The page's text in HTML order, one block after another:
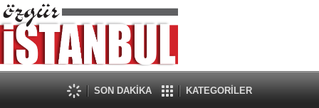
SON DAKİKA KATEGORİLER